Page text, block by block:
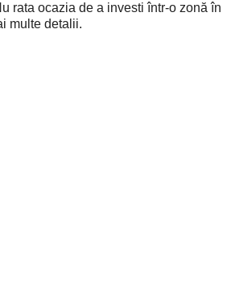
rata ocazia de a investi într-o zonă în
multe detalii.